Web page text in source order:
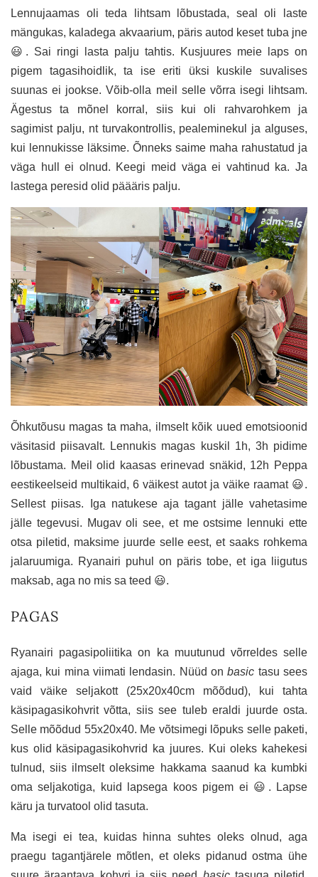
Lennujaamas oli teda lihtsam lõbustada, seal oli laste
mängukas, kaladega akvaarium, päris autod keset tuba jne
😃. Sai ringi lasta palju tahtis. Kusjuures meie laps on
pigem tagasihoidlik, ta ise eriti üksi kuskile suvalises
suunas ei jookse. Võib-olla meil selle võrra isegi lihtsam.
Ägestus ta mõnel korral, siis kui oli rahvarohkem ja
sagimist palju, nt turvakontrollis, pealeminekul ja alguses,
kui lennukisse läksime. Õnneks saime maha rahustatud ja
väga hull ei olnud. Keegi meid väga ei vahtinud ka. Ja
lastega peresid olid päääris palju.
Õhkutõusu magas ta maha, ilmselt kõik uued emotsioonid
väsitasid piisavalt. Lennukis magas kuskil 1h, 3h pidime
lõbustama. Meil olid kaasas erinevad snäkid, 12h Peppa
eestikeelseid multikaid, 6 väikest autot ja väike raamat 😃.
Sellest piisas. Iga natukese aja tagant jälle vahetasime
jälle tegevusi. Mugav oli see, et me ostsime lennuki ette
otsa piletid, maksime juurde selle eest, et saaks rohkema
jalaruumiga. Ryanairi puhul on päris tobe, et iga liigutus
maksab, aga no mis sa teed 😃.
PAGAS
Ryanairi pagasipoliitika on ka muutunud võrreldes selle
ajaga, kui mina viimati lendasin. Nüüd onbasic tasu sees
vaid väike seljakott (25x20x40cm mõõdud), kui tahta
käsipagasikohvrit võtta, siis see tuleb eraldi juurde osta.
Selle mõõdud 55x20x40. Me võtsimegi lõpuks selle paketi,
kus olid käsipagasikohvrid ka juures. Kui oleks kahekesi
tulnud, siis ilmselt oleksime hakkama saanud ka kumbki
oma seljakotiga, kuid lapsega koos pigem ei 😃. Lapse
käru ja turvatool olid tasuta.
Ma isegi ei tea, kuidas hinna suhtes oleks olnud, aga
praegu tagantjärele mõtlen, et oleks pidanud ostma ühe